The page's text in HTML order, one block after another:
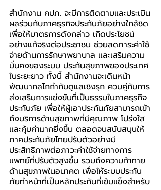
สำนักงาน คปภ. จะมีการติดตามและประเมิน
ผลร่วมกับภาคธุรกิจประกันภัยอย่างใกล้ชิด
เพื่อให้มาตรการดังกล่าว เกิดประโยชน์
อย่างแท้จริงต่อประชาชน ช่วยลดภาระค่าใช้
จ่ายด้านการรักษาพยาบาล และเสริมความ
มั่นคงของระบบ ประกันสุขภาพของประเทศ
ในระยะยาว ทั้งนี้ สำนักงานจะเดินหน้า
พัฒนากลไกกำกับดูแลเชิงรุก ควบคู่กับการ
ส่งเสริมการแข่งขันที่เป็นธรรมในภาคธุรกิจ
ประกันภัย เพื่อให้ผู้เอาประกันภัยสามารถเข้า
ถึงบริการด้านสุขภาพที่มีคุณภาพ โปร่งใส
และคุ้มค่ามากยิ่งขึ้น ตลอดจนสนับสนุนให้
ภาคประกันภัยไทยปรับตัวอย่างมี
ประสิทธิภาพต่อภาวะค่าใช้จ่ายทางการ
แพทย์ที่ปรับตัวสูงขึ้น รวมถึงความท้าทาย
ด้านสุขภาพในอนาคต เพื่อให้ระบบประกัน
ภัยทำหน้าที่เป็นหลักประกันที่เข้มแข็งสำหรับ